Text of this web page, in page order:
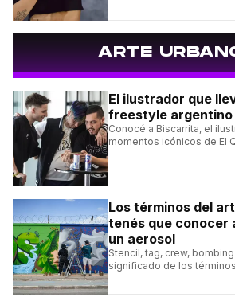
ARTE
El ilustrador que
freestyle argentino
Conocé a Biscarrita, el
momentos icónicos de El
Los términos del
tenés que conocer
un aerosol
Stencil, tag, crew,
significado de los